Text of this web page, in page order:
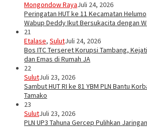
Mongondow RayaJuli 24, 2026
Peringatan HUT ke 11 Kecamatan
Wabup Deddy Ikut Bersukacita dengan
21
Etalase, SulutJuli 24, 2026
Bos ITC Terseret Korupsi Tambang,
dan Emas di Rumah JA
22
SulutJuli 23, 2026
Sambut HUT RI ke 81 YBM PLN Bantu
Tamako
23
SulutJuli 23, 2026
PLN UP3 Tahuna Gercep Pulihkan